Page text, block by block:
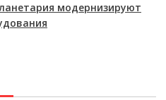
модернизируют